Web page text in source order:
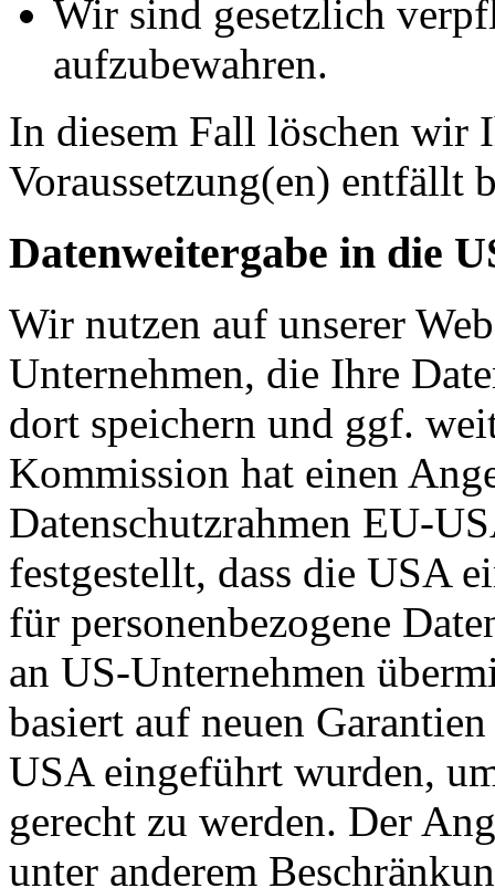
Wir sind gesetzlich
aufzubewahren.
In diesem Fall löschen wir
Voraussetzung(en) entfällt
Datenweitergabe in die
Wir nutzen auf unserer
Unternehmen, die Ihre
dort speichern und ggf.
Kommission hat einen
Datenschutzrahmen EU-
festgestellt, dass die USA
für personenbezogene
an US-Unternehmen
basiert auf neuen
USA eingeführt wurden,
gerecht zu werden. Der
unter anderem